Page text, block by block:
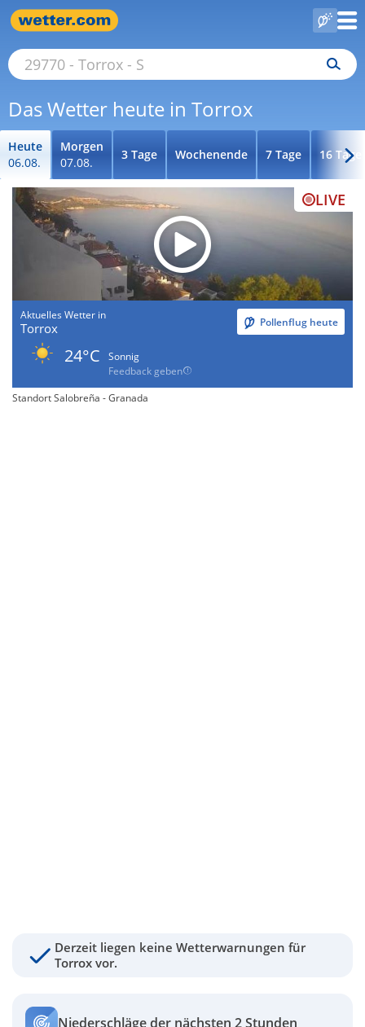
Das Wetter heute in Torrox
Heute
06.08.
Morgen
07.08.
3 Tage Wochenende 7 Tage 16 Tage
LIVE
Aktuelles Wetter in
Torrox Pollenflug heute
24°C
Sonnig
Feedback geben
Standort Salobreña - Granada
Derzeit liegen keine Wetterwarnungen für
Torrox vor.
Niederschläge der nächsten 2 Stunden